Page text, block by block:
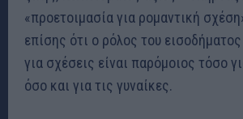
«προετοιμασία για ρομαντική
επίσης ότι ο ρόλος του
για σχέσεις είναι παρόμοιος τόσο
όσο και για τις γυναίκες.